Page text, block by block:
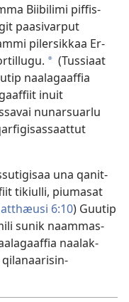
Biibilimi pif­fis­
paasivar­put
pilersik­kaa Er­
a (Tus­siaat
naalagaaf­fia
inuit
nunarsuarlu
una qanit­
tikiul­li, piumasat
6:10) Guutip
sunik naam­mas­
naalak­
qilanaarisin­